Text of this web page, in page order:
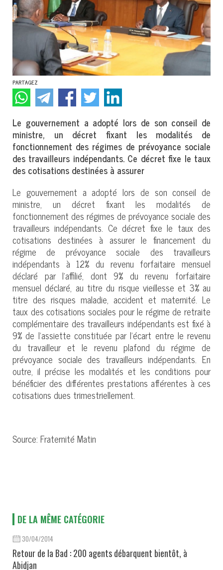
PARTAGEZ
Le gouvernement a adopté lors de son conseil de
ministre, un décret fixant les modalités de
fonctionnement des régimes de prévoyance sociale
des travailleurs indépendants. Ce décret fixe le taux
des cotisations destinées à assurer
Le gouvernement a adopté lors de son conseil de
ministre, un décret fixant les modalités de
fonctionnement des régimes de prévoyance sociale des
travailleurs indépendants. Ce décret fixe le taux des
cotisations destinées à assurer le financement du
régime de prévoyance sociale des travailleurs
indépendants à 12% du revenu forfaitaire mensuel
déclaré par l’affilié, dont 9% du revenu forfaitaire
mensuel déclaré, au titre du risque vieillesse et 3% au
titre des risques maladie, accident et maternité. Le
taux des cotisations sociales pour le régime de retraite
complémentaire des travailleurs indépendants est fixé à
9% de l’assiette constituée par l’écart entre le revenu
du travailleur et le revenu plafond du régime de
prévoyance sociale des travailleurs indépendants. En
outre, il précise les modalités et les conditions pour
bénéficier des différentes prestations afférentes à ces
cotisations dues trimestriellement.
Source: Fraternité Matin
DE LA MÊME CATÉGORIE
30/04/2014
Retour de la Bad : 200 agents débarquent bientôt, à
Abidjan